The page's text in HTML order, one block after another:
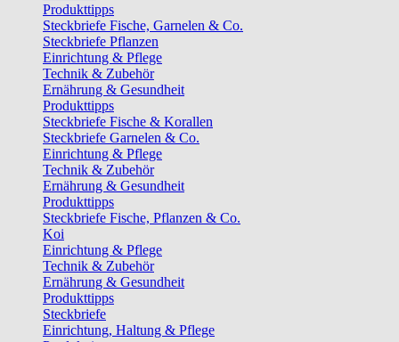
Produkttipps
Steckbriefe Fische, Garnelen & Co.
Steckbriefe Pflanzen
Einrichtung & Pflege
Technik & Zubehör
Ernährung & Gesundheit
Produkttipps
Steckbriefe Fische & Korallen
Steckbriefe Garnelen & Co.
Einrichtung & Pflege
Technik & Zubehör
Ernährung & Gesundheit
Produkttipps
Steckbriefe Fische, Pflanzen & Co.
Koi
Einrichtung & Pflege
Technik & Zubehör
Ernährung & Gesundheit
Produkttipps
Steckbriefe
Einrichtung, Haltung & Pflege